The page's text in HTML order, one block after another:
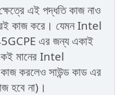
এই পদ্ধতি কাজ নাও
কাজ করে। যেমন Intel
এর জন্য একাই
মানের Intel
করলেও সাউন্ড কাড এর
হবে না)।